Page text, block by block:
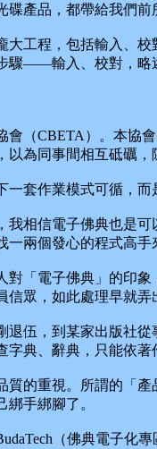
碟產品，都帶給我們
程，包括輸入、校
驟——輸入、校對，略
CBETA）。本協會
以為同事間相互砥礪
作業模式可循，而
信電子佛典也是可
兩個發心的程式高
電子佛典」的印象
眾，如此處理早就
伍，到某家出版社從
典、辭典，只能依
重視。所謂的「產
手綁腳了。
（佛典電子化專